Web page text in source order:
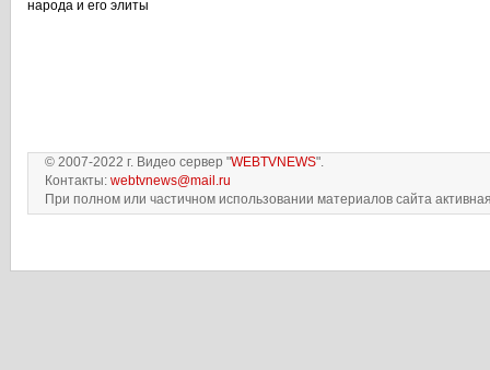
народа и его элиты
© 2007-2022 г. Видео сервер "WEBTVNEWS".
Контакты: webtvnews@mail.ru
При полном или частичном использовании материалов сайта